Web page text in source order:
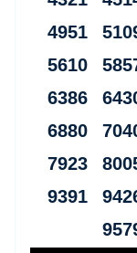
4951
5610
6386
6880
7923
9391